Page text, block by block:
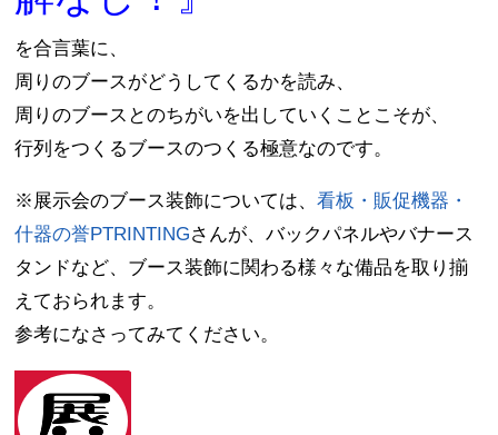
を合言葉に、
周りのブースがどうしてくるかを読み、
周りのブースとのちがいを出していくことこそが、
行列をつくるブースのつくる極意なのです。
※展示会のブース装飾については、看板・販促機器・
什器の誉PTRINTINGさんが、バックパネルやバナース
タンドなど、ブース装飾に関わる様々な備品を取り揃
えておられます。
参考になさってみてください。